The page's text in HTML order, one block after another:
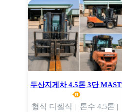
두산지게차 4.5톤 3단 MAST
형식 디젤식 | 톤수 4.5톤 |